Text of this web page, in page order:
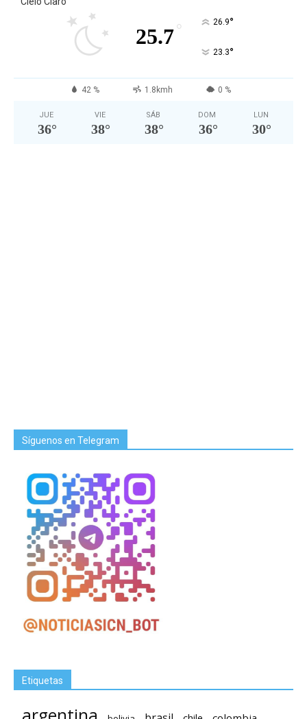
25.7° 26.9°
23.3°
42 % 1.8kmh 0 %
JUE
36°
VIE
38°
SÁB
38°
DOM
36°
LUN
30°
Síguenos en Telegram
Etiquetas